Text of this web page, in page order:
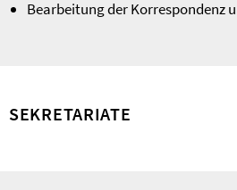
Bearbeitung der Korrespondenz
SEKRETARIATE